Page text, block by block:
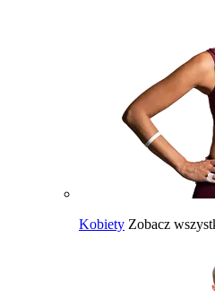
Kobiety Zobacz